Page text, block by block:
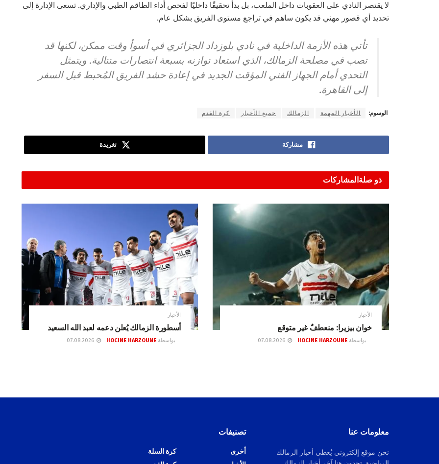
لا يقتصر النادي على العقوبات داخل الملعب، بل بدأ تحقيقًا داخليًا لفحص أداء الطاقم الطبي والإداري. تسعى الإدارة إلى
تحديد أي قصور مهني قد يكون ساهم في تراجع مستوى الفريق بشكل عام.
تأتي هذه الأزمة الداخلية في نادي بلوزداد الجزائري في أسوأ وقت ممكن، لكنها قد
تصب في مصلحة الزمالك، الذي استعاد توازنه بسبعة انتصارات متتالية. ويتمثل
التحدي أمام الجهاز الفني المؤقت الجديد في إعادة حشد الفريق المُحبط قبل السفر
إلى القاهرة.
الوسوم: الأخبار المهمة الزمالك جميع الأخبار كرة القدم
مشاركة تغريدة
ذو صلة المشاركات
الأخبار
خوان بيزيرا: منعطفٌ غير متوقع
بواسطة HOCINE HARZOUNE
الأخبار
أسطورة الزمالك يُعلن دعمه لعبد الله السعيد
بواسطة HOCINE HARZOUNE
معلومات عنا
نحن موقع إلكتروني يُغطي أخبار الزمالك
تصنيفات
أخرى
كرة السلة